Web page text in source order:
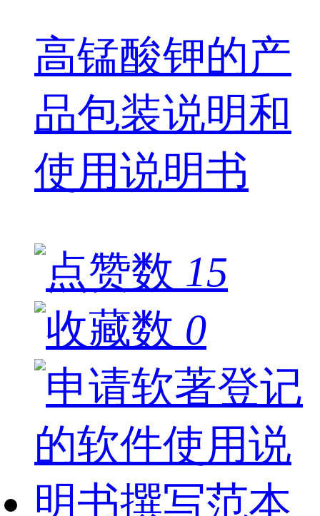
高锰酸钾的产
品包装说明和
使用说明书
15
0